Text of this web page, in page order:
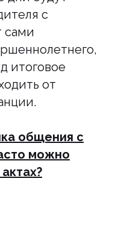
с
сами
итоговое
от
общения с
можно